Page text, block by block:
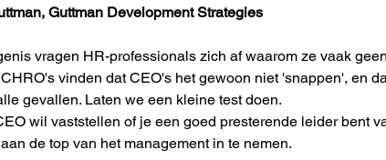
Guttman Development Strategies
vragen HR-professionals zich af waarom ze vaak
vinden dat CEO's het gewoon niet 'snappen', en
gevallen. Laten we een kleine test doen.
wil vaststellen of je een goed presterende leider bent
de top van het management in te nemen.